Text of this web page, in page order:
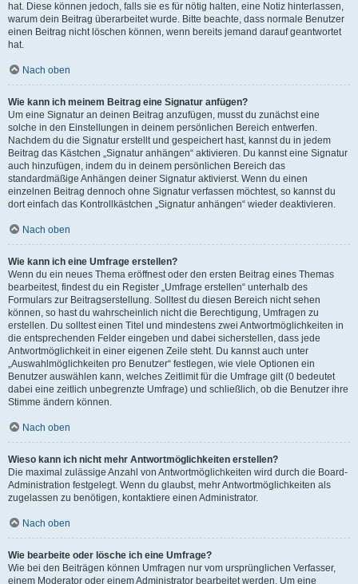
hat. Diese können jedoch, falls sie es für nötig halten, eine Notiz hinterlassen,
warum dein Beitrag überarbeitet wurde. Bitte beachte, dass normale Benutzer
einen Beitrag nicht löschen können, wenn bereits jemand darauf geantwortet
hat.
Nach oben
Wie kann ich meinem Beitrag eine Signatur anfügen?
Um eine Signatur an deinen Beitrag anzufügen, musst du zunächst eine
solche in den Einstellungen in deinem persönlichen Bereich entwerfen.
Nachdem du die Signatur erstellt und gespeichert hast, kannst du in jedem
Beitrag das Kästchen „Signatur anhängen“ aktivieren. Du kannst eine Signatur
auch hinzufügen, indem du in deinem persönlichen Bereich das
standardmäßige Anhängen deiner Signatur aktivierst. Wenn du einen
einzelnen Beitrag dennoch ohne Signatur verfassen möchtest, so kannst du
dort einfach das Kontrollkästchen „Signatur anhängen“ wieder deaktivieren.
Nach oben
Wie kann ich eine Umfrage erstellen?
Wenn du ein neues Thema eröffnest oder den ersten Beitrag eines Themas
bearbeitest, findest du ein Register „Umfrage erstellen“ unterhalb des
Formulars zur Beitragserstellung. Solltest du diesen Bereich nicht sehen
können, so hast du wahrscheinlich nicht die Berechtigung, Umfragen zu
erstellen. Du solltest einen Titel und mindestens zwei Antwortmöglichkeiten in
die entsprechenden Felder eingeben und dabei sicherstellen, dass jede
Antwortmöglichkeit in einer eigenen Zeile steht. Du kannst auch unter
„Auswahlmöglichkeiten pro Benutzer“ festlegen, wie viele Optionen ein
Benutzer auswählen kann, welches Zeitlimit für die Umfrage gilt (0 bedeutet
dabei eine zeitlich unbegrenzte Umfrage) und schließlich, ob die Benutzer ihre
Stimme ändern können.
Nach oben
Wieso kann ich nicht mehr Antwortmöglichkeiten erstellen?
Die maximal zulässige Anzahl von Antwortmöglichkeiten wird durch die Board-
Administration festgelegt. Wenn du glaubst, mehr Antwortmöglichkeiten als
zugelassen zu benötigen, kontaktiere einen Administrator.
Nach oben
Wie bearbeite oder lösche ich eine Umfrage?
Wie bei den Beiträgen können Umfragen nur vom ursprünglichen Verfasser,
einem Moderator oder einem Administrator bearbeitet werden. Um eine